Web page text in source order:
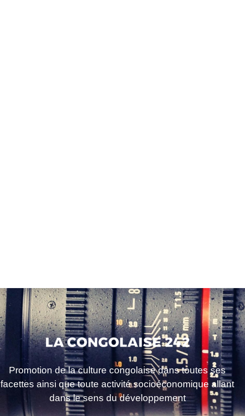
Promotion de la culture congolaise dans toutes ses
facettes ainsi que toute activité socioéconomique allant
dans le sens du développement